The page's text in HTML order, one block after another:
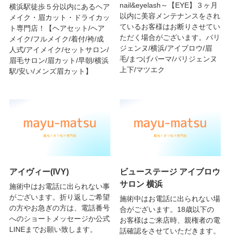
横浜駅徒歩５分以内にあるヘア
メイク・眉カット・ドライカッ
ト専門店！【ヘアセット/ヘア
メイク/フルメイク/着付/袴/成
人式/アイメイク/セットサロン/
眉毛サロン/眉カット/早朝/横浜
駅/安い/メンズ眉カット】
nail&eyelash～【EYE】３ヶ月
以内に美容メンテナンスをされ
ているお客様はお断りさせてい
ただく場合がございます。パリ
ジェンヌ/横浜/アイブロウ/眉
毛/まつげパーマ/パリジェンヌ
上下/マツエク
アイヴィー(IVY)
施術中はお電話に出られない事
がございます。折り返しご希望
の方やお急ぎの方は、電話番号
へのショートメッセージか公式
LINEまでお願い致します。
ビューステージ アイブロウ
サロン 横浜
施術中はお電話に出られない場
合がございます。18歳以下の
お客様はご来店時、親権者の電
話確認をさせていただきます。